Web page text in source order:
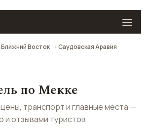
Ближний Восток
Саудовская Аравия
по Мекке
транспорт и главные места —
и отзывами туристов.